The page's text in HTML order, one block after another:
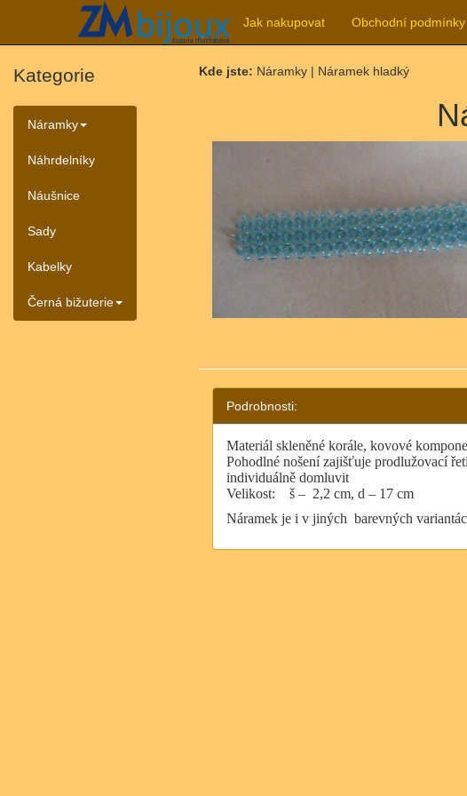
Jak nakupovat Obchodní podmínky
Kategorie
Náramky
Náhrdelníky
Náušnice
Sady
Kabelky
Černá bižuterie
Kde jste: Náramky | Náramek hladký
Podrobnosti:
Materiál skleněné korále, kovové
Pohodlné nošení zajišťuje prodlužovací
individuálně domluvit
Velikost:
š – 2,2 cm, d – 17 cm
Náramek je i v jiných barevných